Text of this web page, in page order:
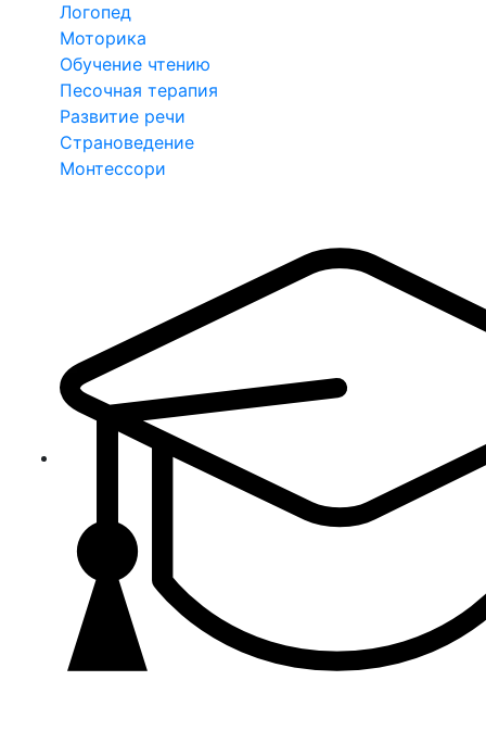
Логопед
Моторика
Обучение чтению
Песочная терапия
Развитие речи
Страноведение
Монтессори